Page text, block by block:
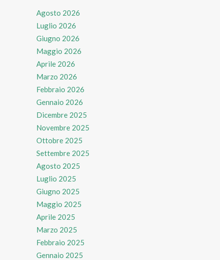
Agosto 2026
Luglio 2026
Giugno 2026
Maggio 2026
Aprile 2026
Marzo 2026
Febbraio 2026
Gennaio 2026
Dicembre 2025
Novembre 2025
Ottobre 2025
Settembre 2025
Agosto 2025
Luglio 2025
Giugno 2025
Maggio 2025
Aprile 2025
Marzo 2025
Febbraio 2025
Gennaio 2025